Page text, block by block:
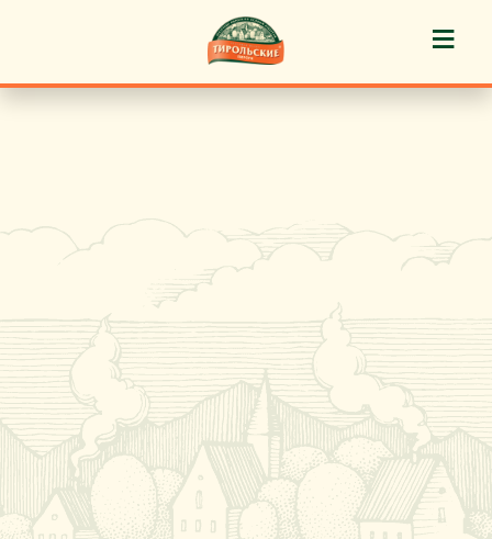
≡
Пирожные «Тирольские» ®
Торты «Тирольские» ®
Куличи
Кафе-кондитерские
Новости
Где купить